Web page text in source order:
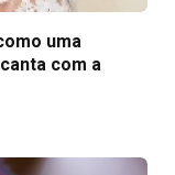
uma
com a